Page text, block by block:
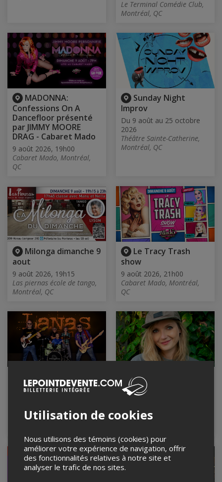
Le Terminal Comédie Club,
Montréal, QC
MADONNA:
Confessions On A
Dancefloor présenté
par JIMMY MOORE
DRAG - Cabaret Mado
9 août 2026, 19h00
Cabaret Mado, Montréal,
QC
Sunday Night
Improv
Du 9 août au 25 octobre
2026
Théâtre Sainte-Catherine,
Montréal, QC
Milonga dimanche 9
aout
9 août 2026, 19h15
Las piernas école de tango,
Montréal, QC
Le Tracy Trash
show
9 août 2026, 21h00
Cabaret Mado, Montréal,
QC
9 août 2026, 21h30
Mentorat
d'écriture pour ados
(12-17 ans)
10 août 2026, 16h00
Bibliothèque Yves Ryan,
COMPLET
Utilisation de cookies
Nous utilisons des témoins (cookies) pour
améliorer votre expérience de navigation, offrir
des fonctionnalités relatives à notre site et
analyser le trafic de nos sites.